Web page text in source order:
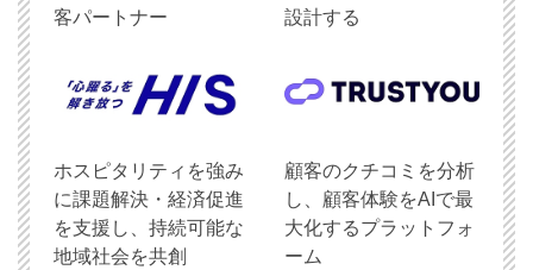
客パートナー
設計する
ホスピタリティを強み
に課題解決・経済促進
を支援し、持続可能な
地域社会を共創
顧客のクチコミを分析
し、顧客体験をAIで最
大化するプラットフォ
ーム